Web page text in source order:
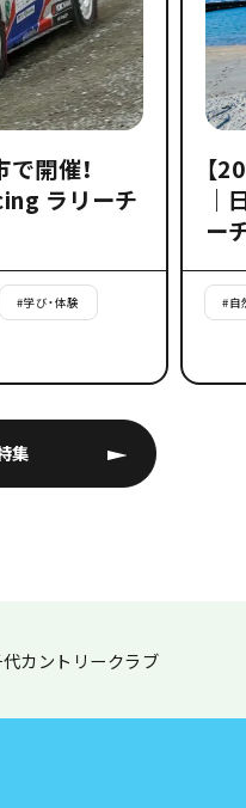
集
開催！
ラリーチ
#学び・体験
【
｜
ー
#自
カントリークラブ